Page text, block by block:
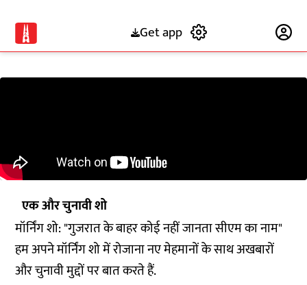
Get app
एक और चुनावी शो
मॉर्निंग शो: "गुजरात के बाहर कोई नहीं जानता सीएम का नाम"
हम अपने मॉर्निंग शो में रोजाना नए मेहमानों के साथ अखबारों
और चुनावी मुद्दों पर बात करते हैं.